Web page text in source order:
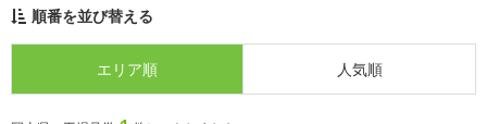
順番を並び替える
エリア順 人気順